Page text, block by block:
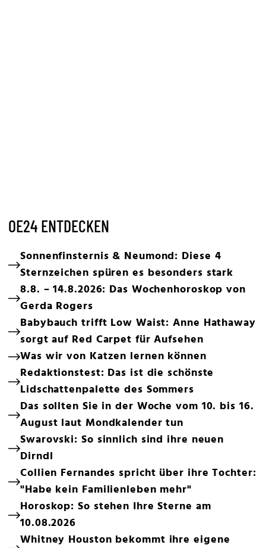
OE24 ENTDECKEN
Sonnenfinsternis & Neumond: Diese 4
Sternzeichen spüren es besonders stark
8.8. – 14.8.2026: Das Wochenhoroskop von
Gerda Rogers
Babybauch trifft Low Waist: Anne Hathaway
sorgt auf Red Carpet für Aufsehen
Was wir von Katzen lernen können
Redaktionstest: Das ist die schönste
Lidschattenpalette des Sommers
Das sollten Sie in der Woche vom 10. bis 16.
August laut Mondkalender tun
Swarovski: So sinnlich sind ihre neuen
Dirndl
Collien Fernandes spricht über ihre Tochter:
"Habe kein Familienleben mehr"
Horoskop: So stehen Ihre Sterne am
10.08.2026
Whitney Houston bekommt ihre eigene